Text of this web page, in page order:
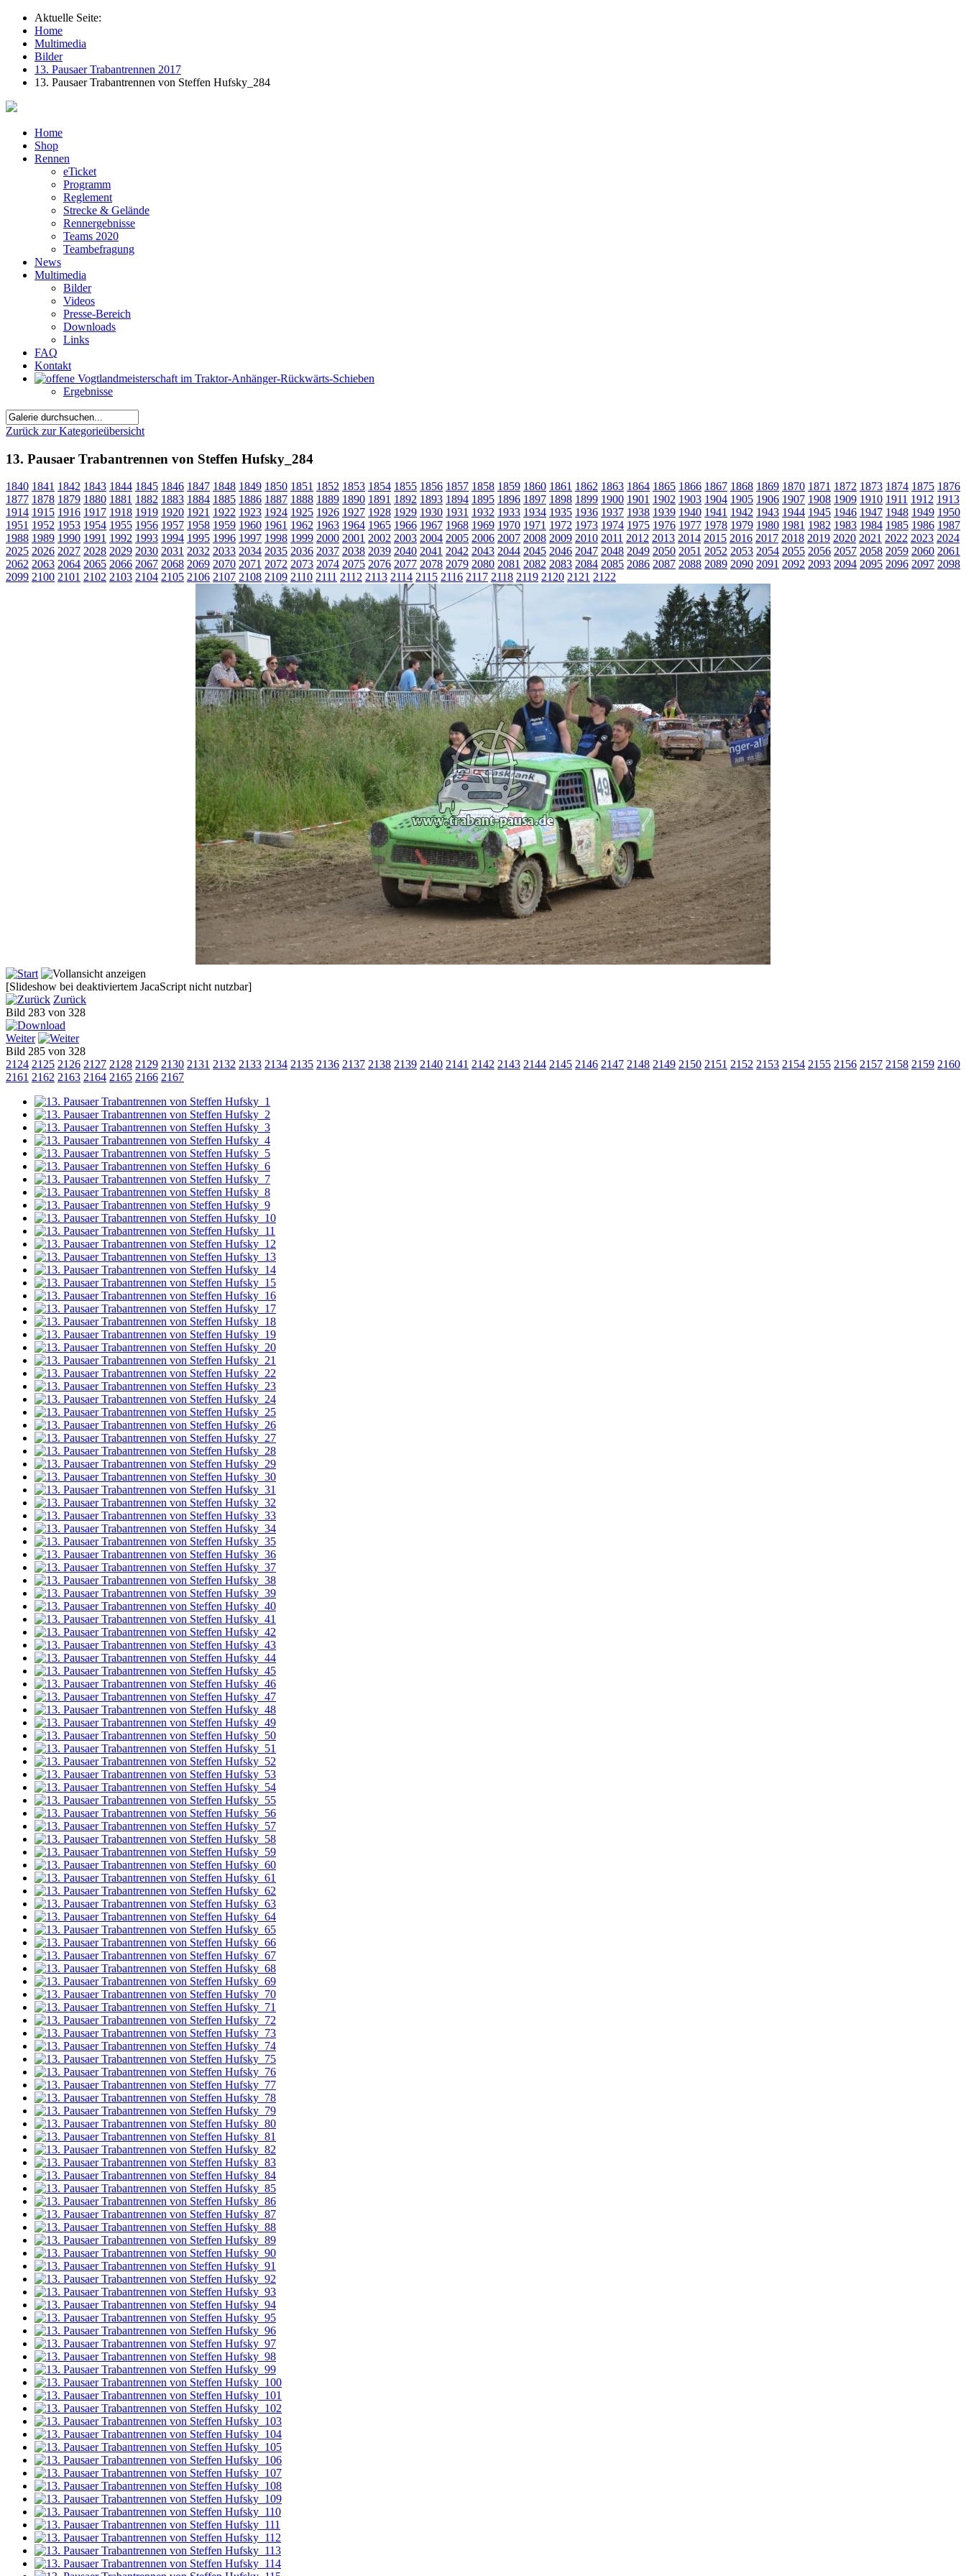
Aktuelle Seite:
Home
Multimedia
Bilder
13. Pausaer Trabantrennen 2017
13. Pausaer Trabantrennen von Steffen Hufsky_284
Home
Shop
Rennen
eTicket
Programm
Reglement
Strecke & Gelände
Rennergebnisse
Teams 2020
Teambefragung
News
Multimedia
Bilder
Videos
Presse-Bereich
Downloads
Links
FAQ
Kontakt
Ergebnisse
Zurück zur Kategorieübersicht
13. Pausaer Trabantrennen von Steffen Hufsky_284
1840 1841 1842 1843 1844 1845 1846 1847 1848 1849 1850 1851 1852 1853 1854 1855 1856 1857 1858 1859 1860 1861 1862 1863 1864 1865 1866 1867 1868 1869 1870 1871 1872 1873 1874 1875 1876
1877 1878 1879 1880 1881 1882 1883 1884 1885 1886 1887 1888 1889 1890 1891 1892 1893 1894 1895 1896 1897 1898 1899 1900 1901 1902 1903 1904 1905 1906 1907 1908 1909 1910 1911 1912 1913
1914 1915 1916 1917 1918 1919 1920 1921 1922 1923 1924 1925 1926 1927 1928 1929 1930 1931 1932 1933 1934 1935 1936 1937 1938 1939 1940 1941 1942 1943 1944 1945 1946 1947 1948 1949 1950
1951 1952 1953 1954 1955 1956 1957 1958 1959 1960 1961 1962 1963 1964 1965 1966 1967 1968 1969 1970 1971 1972 1973 1974 1975 1976 1977 1978 1979 1980 1981 1982 1983 1984 1985 1986 1987
1988 1989 1990 1991 1992 1993 1994 1995 1996 1997 1998 1999 2000 2001 2002 2003 2004 2005 2006 2007 2008 2009 2010 2011 2012 2013 2014 2015 2016 2017 2018 2019 2020 2021 2022 2023 2024
2025 2026 2027 2028 2029 2030 2031 2032 2033 2034 2035 2036 2037 2038 2039 2040 2041 2042 2043 2044 2045 2046 2047 2048 2049 2050 2051 2052 2053 2054 2055 2056 2057 2058 2059 2060 2061
2062 2063 2064 2065 2066 2067 2068 2069 2070 2071 2072 2073 2074 2075 2076 2077 2078 2079 2080 2081 2082 2083 2084 2085 2086 2087 2088 2089 2090 2091 2092 2093 2094 2095 2096 2097 2098
2099 2100 2101 2102 2103 2104 2105 2106 2107 2108 2109 2110 2111 2112 2113 2114 2115 2116 2117 2118 2119 2120 2121 2122
[Slideshow bei deaktiviertem JacaScript nicht nutzbar]
Zurück
Bild 283 von 328
Weiter
Bild 285 von 328
2124 2125 2126 2127 2128 2129 2130 2131 2132 2133 2134 2135 2136 2137 2138 2139 2140 2141 2142 2143 2144 2145 2146 2147 2148 2149 2150 2151 2152 2153 2154 2155 2156 2157 2158 2159 2160
2161 2162 2163 2164 2165 2166 2167